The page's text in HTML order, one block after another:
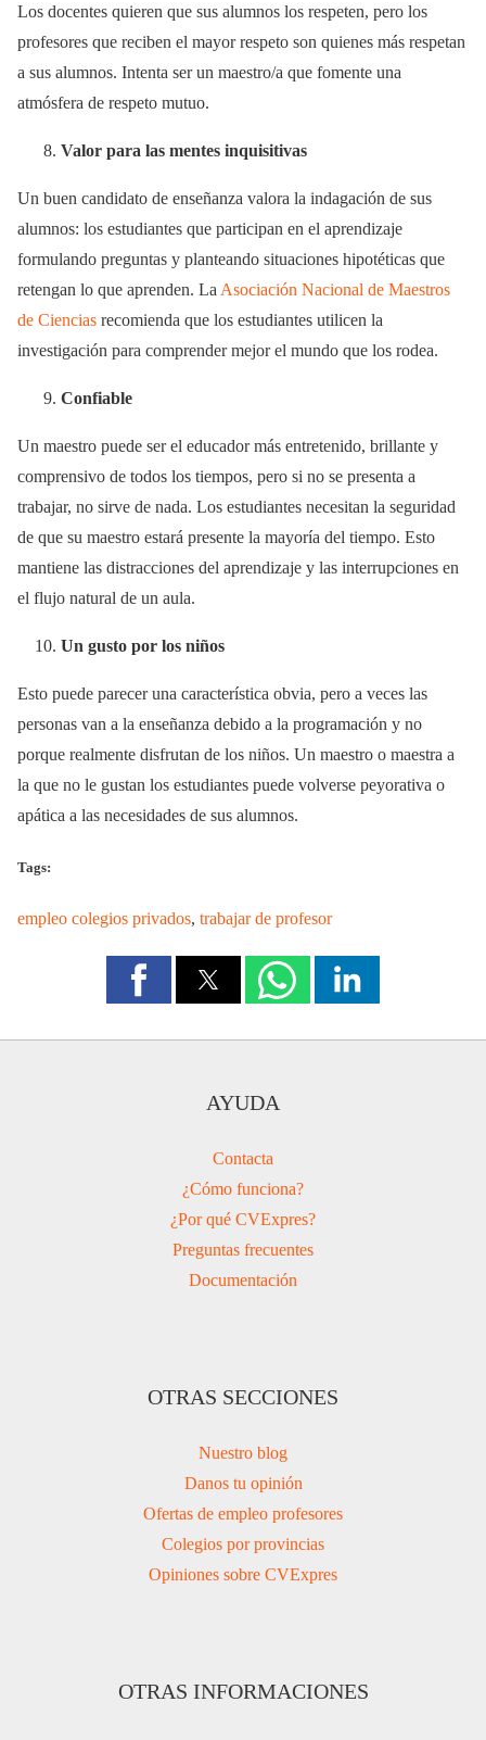
Los docentes quieren que sus alumnos los respeten, pero los
profesores que reciben el mayor respeto son quienes más respetan
a sus alumnos. Intenta ser un maestro/a que fomente una
atmósfera de respeto mutuo.
Valor para las mentes inquisitivas
Un buen candidato de enseñanza valora la indagación de sus
alumnos: los estudiantes que participan en el aprendizaje
formulando preguntas y planteando situaciones hipotéticas que
retengan lo que aprenden. La Asociación Nacional de Maestros
de Ciencias recomienda que los estudiantes utilicen la
investigación para comprender mejor el mundo que los rodea.
Confiable
Un maestro puede ser el educador más entretenido, brillante y
comprensivo de todos los tiempos, pero si no se presenta a
trabajar, no sirve de nada. Los estudiantes necesitan la seguridad
de que su maestro estará presente la mayoría del tiempo. Esto
mantiene las distracciones del aprendizaje y las interrupciones en
el flujo natural de un aula.
Un gusto por los niños
Esto puede parecer una característica obvia, pero a veces las
personas van a la enseñanza debido a la programación y no
porque realmente disfrutan de los niños. Un maestro o maestra a
la que no le gustan los estudiantes puede volverse peyorativa o
apática a las necesidades de sus alumnos.
Tags:
empleo colegios privados, trabajar de profesor
AYUDA
Contacta
¿Cómo funciona?
¿Por qué CVExpres?
Preguntas frecuentes
Documentación
OTRAS SECCIONES
Nuestro blog
Danos tu opinión
Ofertas de empleo profesores
Colegios por provincias
Opiniones sobre CVExpres
OTRAS INFORMACIONES